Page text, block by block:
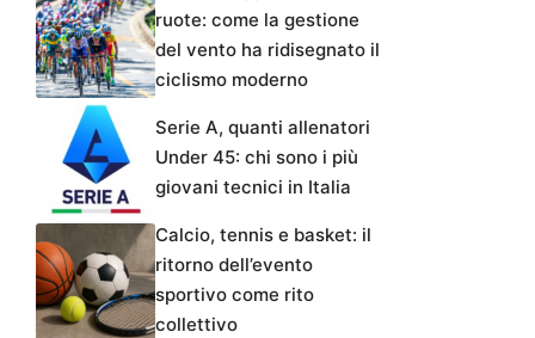
ruote: come la gestione
del vento ha ridisegnato il
ciclismo moderno
Serie A, quanti allenatori
Under 45: chi sono i più
giovani tecnici in Italia
Calcio, tennis e basket: il
ritorno dell’evento
sportivo come rito
collettivo